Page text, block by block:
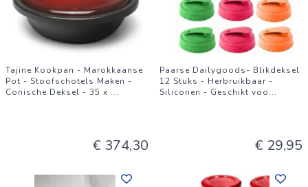
Tajine Kookpan - Marokkaanse
Pot - Stoofschotels Maken -
Conische Deksel - 35 x ...
€ 374,30
Paarse Dailygoods- Blikdeksel
12 Stuks - Herbruikbaar -
Siliconen - Geschikt voo...
€ 29,95